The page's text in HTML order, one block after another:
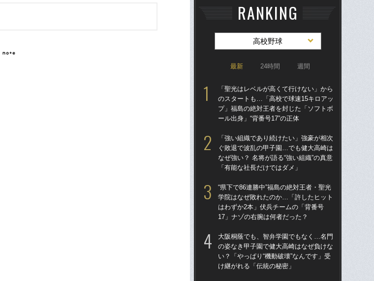
RANKING
高校野球
最新 24時間 週間
「聖光はレベルが高くて行けない」から
のスタートも…「高校で球速15キロアッ
プ」福島の絶対王者を封じた「ソフトボ
ール出身」“背番号17”の正体
「強い組織であり続けたい」強豪が相次
ぐ敗退で波乱の甲子園…でも健大高崎は
なぜ強い？ 名将が語る“強い組織”の真意
「有能な社長だけではダメ」
“県下で86連勝中”福島の絶対王者・聖光
学院はなぜ敗れたのか…「許したヒット
はわずか2本」伏兵チームの「背番号
17」ナゾの右腕は何者だった？
大阪桐蔭でも、智弁学園でもなく…名門
の姿なき甲子園で健大高崎はなぜ負けな
い？「やっぱり“機動破壊”なんです」受
け継がれる「伝統の秘密」